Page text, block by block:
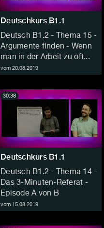
Deutschkurs B1.1
Deutsch B1.2 - Thema 15 -
Argumente finden - Wenn
man in der Arbeit zu oft...
vom 20.08.2019
Deutschkurs B1.1
Deutsch B1.2 - Thema 14 -
Das 3-Minuten-Referat -
Episode A von B
vom 15.08.2019
30:38